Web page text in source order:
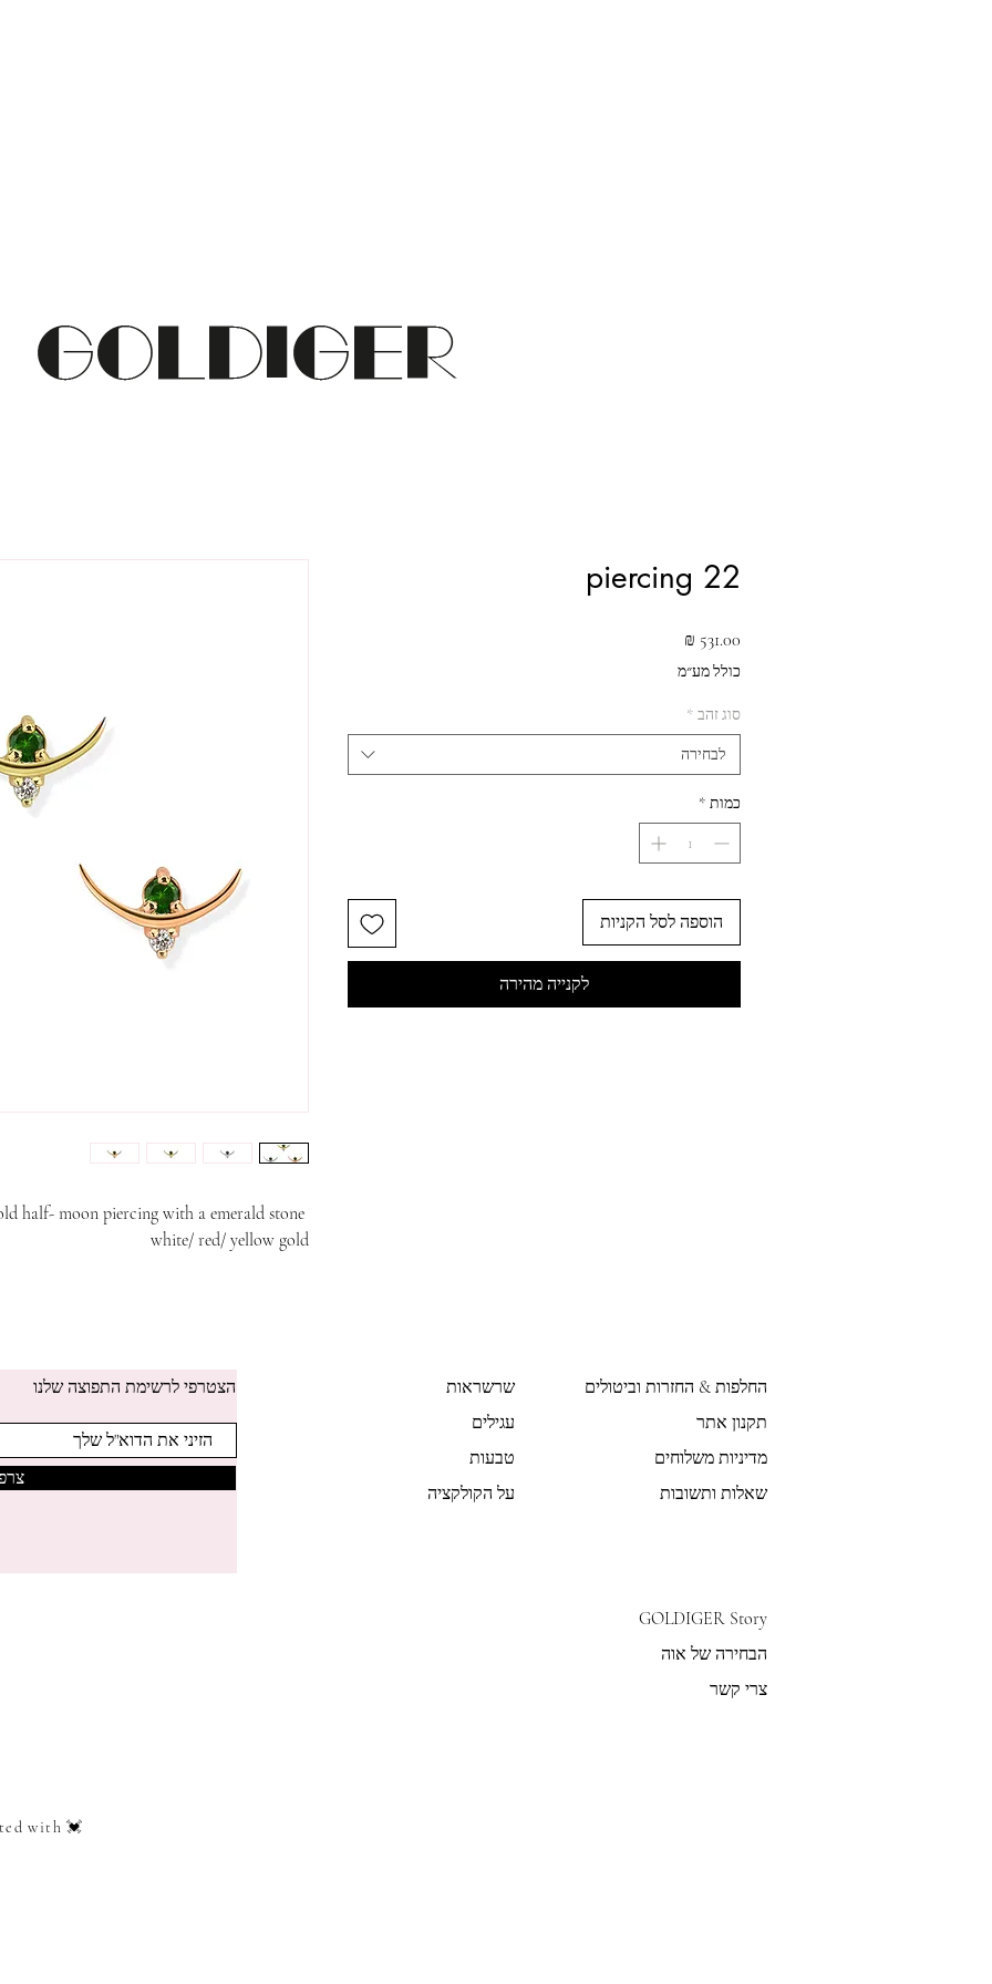
white/ red/ yellow gold
piercing 22
כולל מע״מ
סוג זהב *
לבחירה
כמות *
הוספה לסל הקניות
לקנייה מהירה
הצטרפי לרשימת התפוצה שלנו
שרשראות
עגילים
טבעות
על הקולקציה
החלפות & החזרות וביטולים
תקנון אתר
מדיניות משלוחים
שאלות ותשובות
GOLDIGER Story
הבחירה של אוה
צרי קשר
with 💓